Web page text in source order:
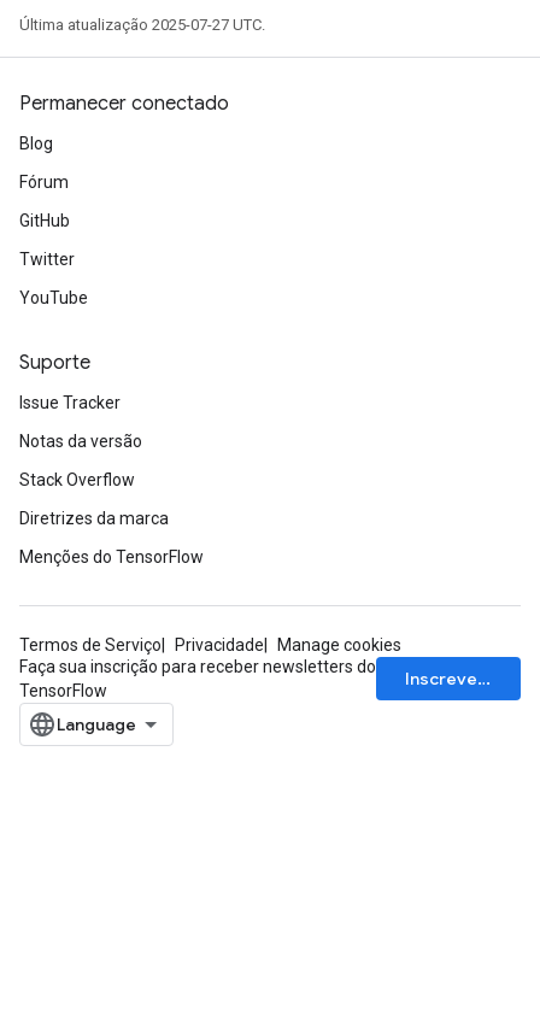
Última atualização 2025-07-27 UTC.
Permanecer conectado
Blog
Fórum
GitHub
Twitter
YouTube
Suporte
Issue Tracker
Notas da versão
Stack Overflow
Diretrizes da marca
Menções do TensorFlow
Termos de Serviço Privacidade
Manage cookies
Faça sua inscrição para receber newsletters do
TensorFlow
Inscrever-se